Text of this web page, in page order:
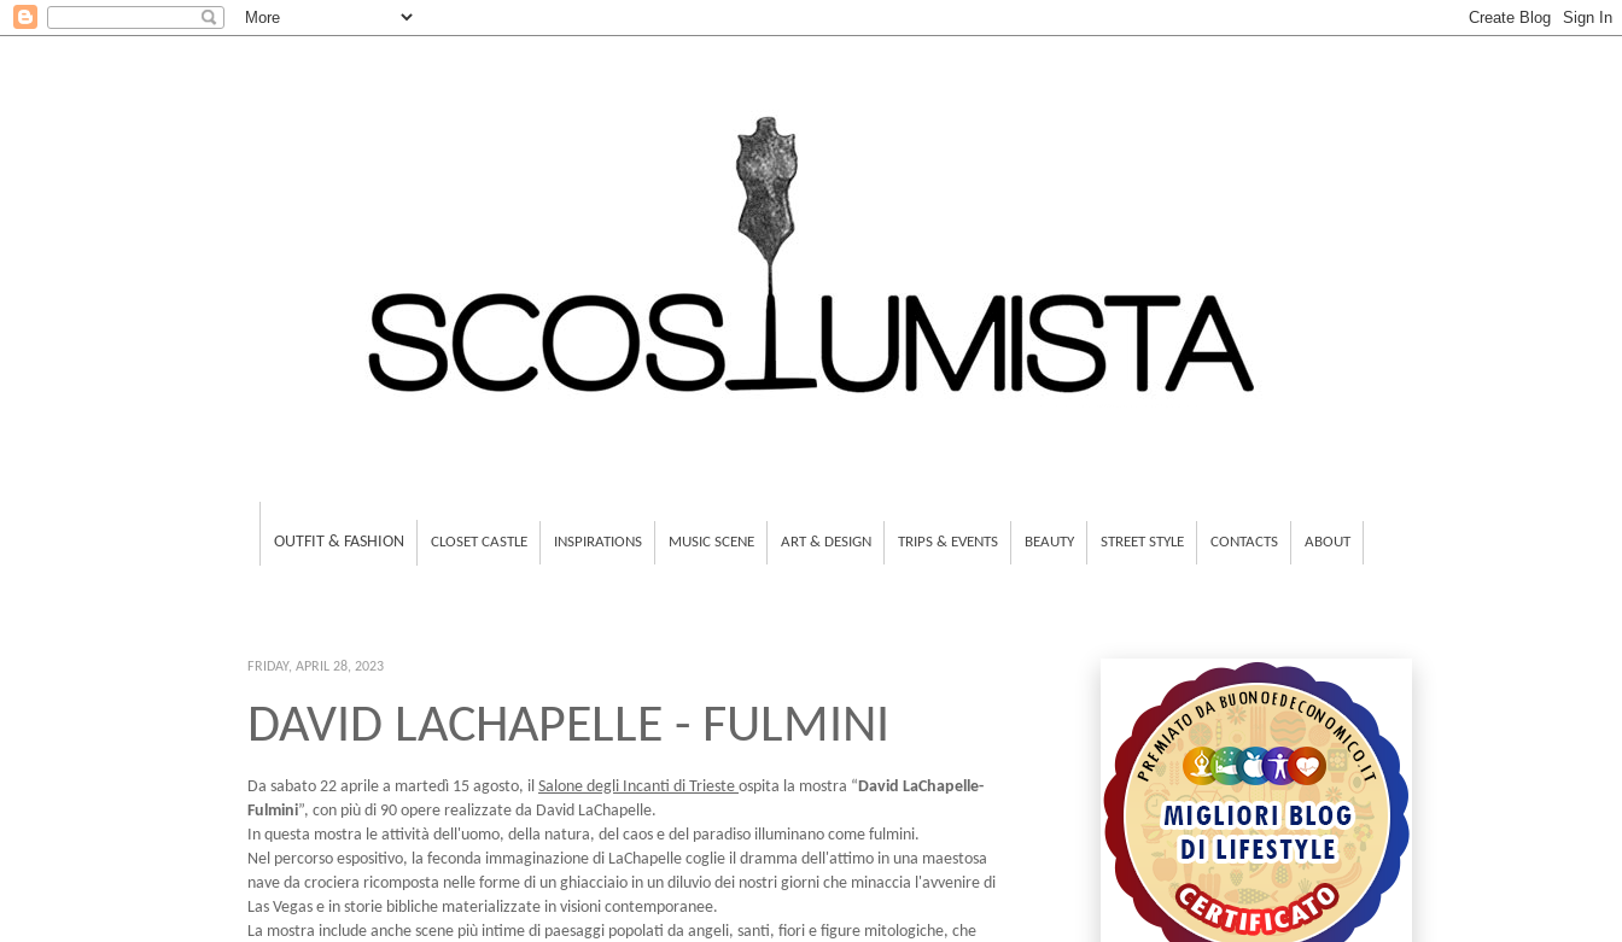
OUTFIT & FASHION CLOSET CASTLE INSPIRATIONS MUSIC SCENE ART & DESIGN TRIPS & EVENTS BEAUTY STREET STYLE CONTACTS ABOUT
FRIDAY, APRIL 28, 2023
DAVID LACHAPELLE - FULMINI
Da sabato 22 aprile a martedì 15 agosto, il Salone degli Incanti di Trieste ospita la mostra “David LaChapelle-
Fulmini”, con più di 90 opere realizzate da David LaChapelle.
In questa mostra le attività dell'uomo, della natura, del caos e del paradiso illuminano come fulmini.
Nel percorso espositivo, la feconda immaginazione di LaChapelle coglie il dramma dell'attimo in una maestosa
nave da crociera ricomposta nelle forme di un ghiacciaio in un diluvio dei nostri giorni che minaccia l'avvenire di
Las Vegas e in storie bibliche materializzate in visioni contemporanee.
La mostra include anche scene più intime di paesaggi popolati da angeli, santi, fiori e figure mitologiche, che